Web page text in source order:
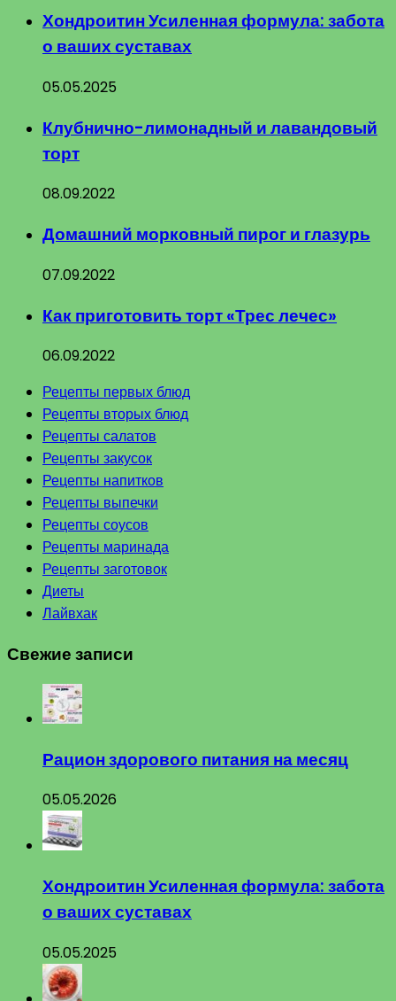
Хондроитин Усиленная формула: забота
о ваших суставах
05.05.2025
Клубнично-лимонадный и лавандовый
торт
08.09.2022
Домашний морковный пирог и глазурь
07.09.2022
Как приготовить торт «Трес лечес»
06.09.2022
Рецепты первых блюд
Рецепты вторых блюд
Рецепты салатов
Рецепты закусок
Рецепты напитков
Рецепты выпечки
Рецепты соусов
Рецепты маринада
Рецепты заготовок
Диеты
Лайвхак
Свежие записи
Рацион здорового питания на месяц
05.05.2026
Хондроитин Усиленная формула: забота
о ваших суставах
05.05.2025